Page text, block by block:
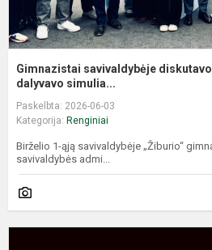
Gimnazistai savivaldybėje
dalyvavo simulia...
Paskelbta: 2026-06-03
Kategorija: Renginiai
Birželio 1-ąją savivaldybėje „Žiburio“
savivaldybės admi...